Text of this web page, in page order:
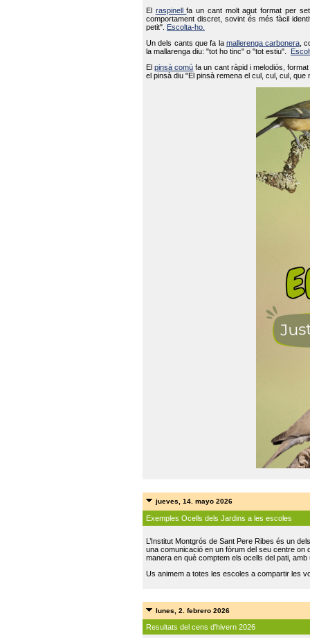
El raspinellfa un cant molt agut format per
comportament discret, sovint és més fàcil
petit".
Escolta-ho.
Un dels cants que fa la mallerenga carbonera ,
la mallarenga diu: "tot ho tinc" o "tot estiu".
Elpinsà comú fa un cant ràpid i melodiós,
el pinsà diu "El pinsà remena el cul, cul, cul,
jueves, 14. mayo 2026
Exemples Ocells dels Jardins a les escoles
L’Institut Montgrós de Sant Pere Ribes és un
una comunicació en un fòrum del seu centre on
manera en què comptem els ocells del pati,
Us animem a totes les escoles a compartir les
lunes, 2. febrero 2026
Resultats del cens d'hivern 2026